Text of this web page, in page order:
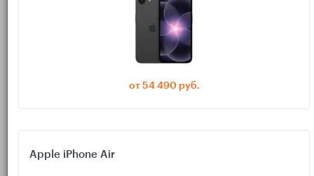
MacBook Air 2015–2017 — классический дизайн с портами
USB‑A, MagSafe 2 и старым экраном с невысоким
MacBook Air 2018–2019 — новый тонкий корпус,
Retina‑экран, но ещё 2‑ядерные Intel‑процессоры;
от 54 490 руб.
Apple iPhone Air